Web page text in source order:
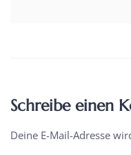
Schreibe einen
Deine E-Mail-Adresse